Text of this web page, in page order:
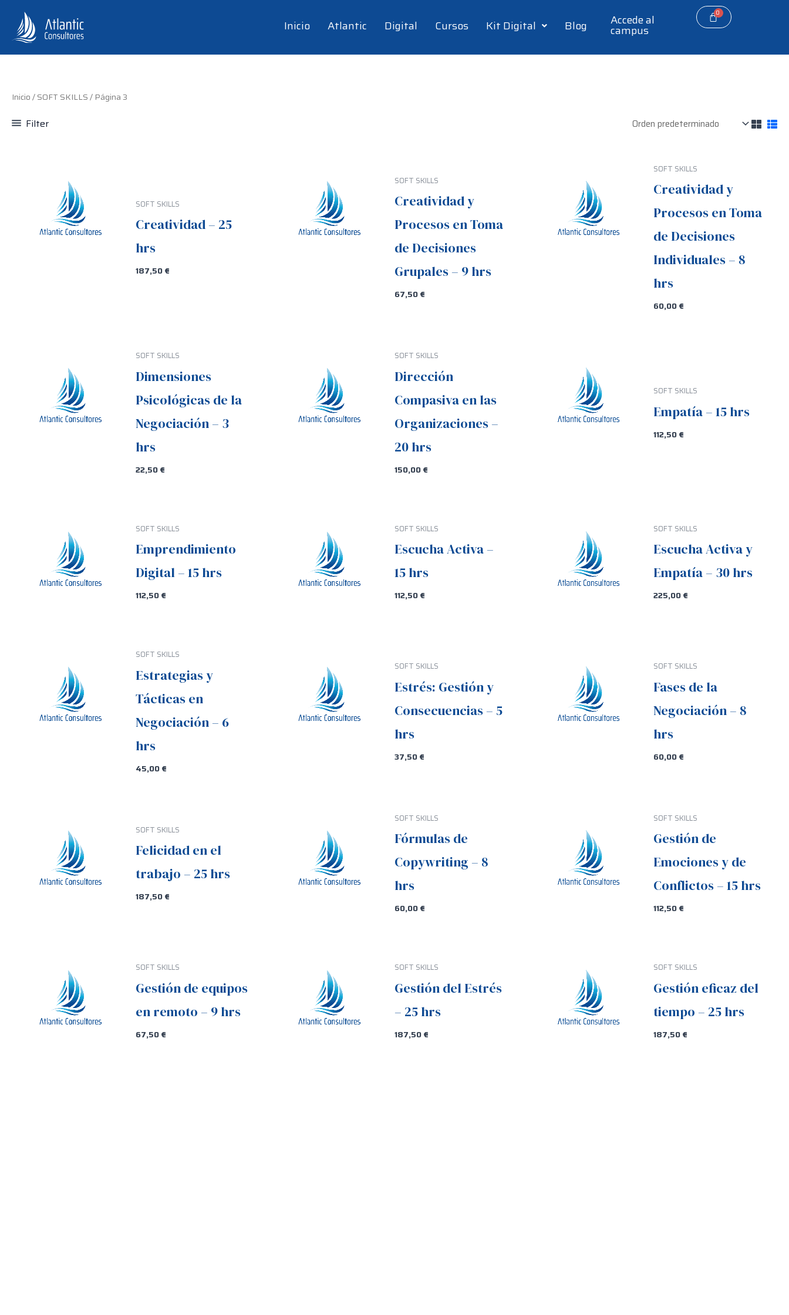
contenido
Inicio Atlantic Digital Cursos Kit Digital Blog Accede al
campus
Inicio/SOFT SKILLS/ Página 3
Filter
SOFT SKILLS
Creatividad – 25
hrs
187,50€
SOFT SKILLS
Creatividad y
Procesos en Toma
de Decisiones
Grupales – 9 hrs
67,50€
SOFT SKILLS
Creatividad y
Procesos en Toma
de Decisiones
Individuales – 8
hrs
60,00€
SOFT SKILLS
Dimensiones
Psicológicas de la
Negociación – 3
hrs
22,50€
SOFT SKILLS
Dirección
Compasiva en las
Organizaciones –
20 hrs
150,00€
SOFT SKILLS
Empatía – 15 hrs
112,50€
SOFT SKILLS
Emprendimiento
Digital – 15 hrs
112,50€
SOFT SKILLS
Escucha Activa –
15 hrs
112,50€
SOFT SKILLS
Escucha Activa y
Empatía – 30 hrs
225,00€
SOFT SKILLS
Estrategias y
Tácticas en
Negociación – 6
hrs
45,00€
SOFT SKILLS
Estrés: Gestión y
Consecuencias – 5
hrs
37,50€
SOFT SKILLS
Fases de la
Negociación – 8
hrs
60,00€
SOFT SKILLS
Felicidad en el
trabajo – 25 hrs
187,50€
SOFT SKILLS
Fórmulas de
Copywriting – 8
hrs
60,00€
SOFT SKILLS
Gestión de
Emociones y de
Conflictos – 15 hrs
112,50€
SOFT SKILLS
Gestión de equipos
en remoto – 9 hrs
67,50€
SOFT SKILLS
Gestión del Estrés
– 25 hrs
187,50€
SOFT SKILLS
Gestión eficaz del
tiempo – 25 hrs
187,50€